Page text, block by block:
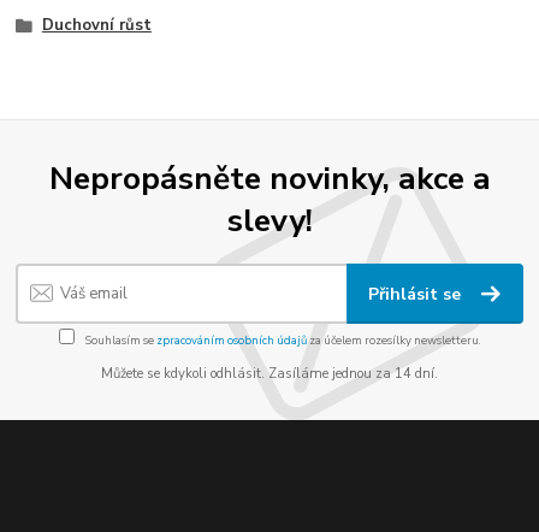
Duchovní růst
Nepropásněte novinky, akce a
slevy!
Přihlásit se
Souhlasím se zpracováním osobních údajůza účelem rozesílky newsletteru.
Můžete se kdykoli odhlásit. Zasíláme jednou za 14 dní.